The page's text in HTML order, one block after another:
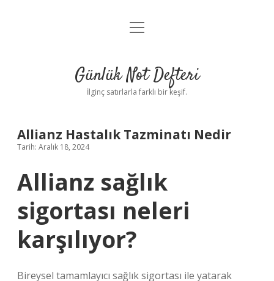
Anasayfa
Yasal Uyarı
menüyü
Günlük Not Defteri
İlginç satırlarla farklı bir keşif.
Allianz Hastalık Tazminatı Nedir
Tarih: Aralık 18, 2024
Allianz sağlık
sigortası neleri
karşılıyor?
Bireysel tamamlayıcı sağlık sigortası ile yatarak